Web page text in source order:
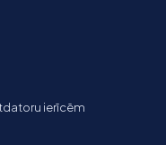
ierīcēm